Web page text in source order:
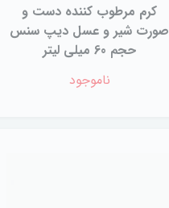
کرم مرطوب کننده دست و
صورت شیر و عسل دیپ سنس
حجم 60 میلی لیتر
ناموجود